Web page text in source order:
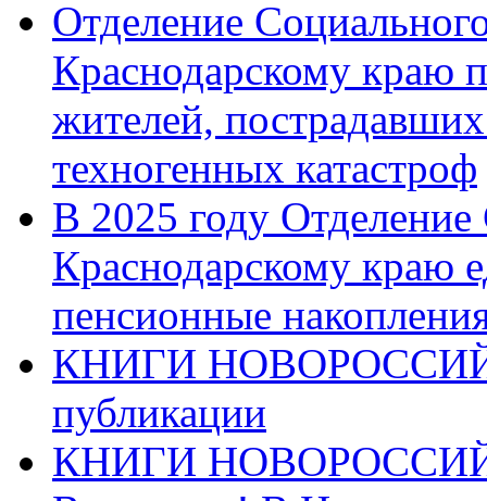
Отделение
Краснодарскому краю
жителей,
техногенных катастроф
В 2025 году
Краснодарскому краю
пенсионные
КНИГИ
публикации
КНИГИ